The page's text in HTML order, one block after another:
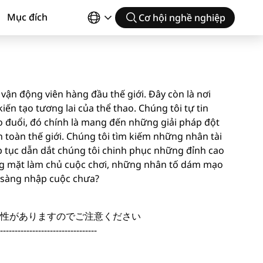
Mục đích Cơ hội nghề nghiệp
động viên hàng đầu thế giới. Đây còn là nơi
tạo tương lai của thể thao. Chúng tôi tự tin
đó chính là mang đến những giải pháp đột
thế giới. Chúng tôi tìm kiếm những nhân tài
dẫn dắt chúng tôi chinh phục những đỉnh cao
làm chủ cuộc chơi, những nhân tố dám mạo
nhập cuộc chưa?
がありますのでご注意ください